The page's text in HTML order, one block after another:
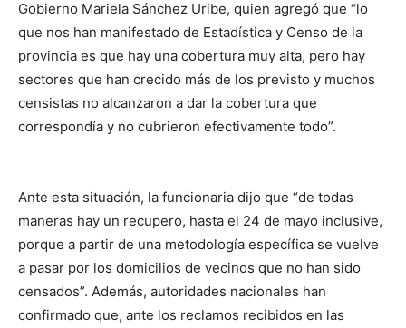
Gobierno Mariela Sánchez Uribe, quien agregó que “lo
que nos han manifestado de Estadística y Censo de la
provincia es que hay una cobertura muy alta, pero hay
sectores que han crecido más de los previsto y muchos
censistas no alcanzaron a dar la cobertura que
correspondía y no cubrieron efectivamente todo”.
Ante esta situación, la funcionaria dijo que “de todas
maneras hay un recupero, hasta el 24 de mayo inclusive,
porque a partir de una metodología específica se vuelve
a pasar por los domicilios de vecinos que no han sido
censados”. Además, autoridades nacionales han
confirmado que, ante los reclamos recibidos en las